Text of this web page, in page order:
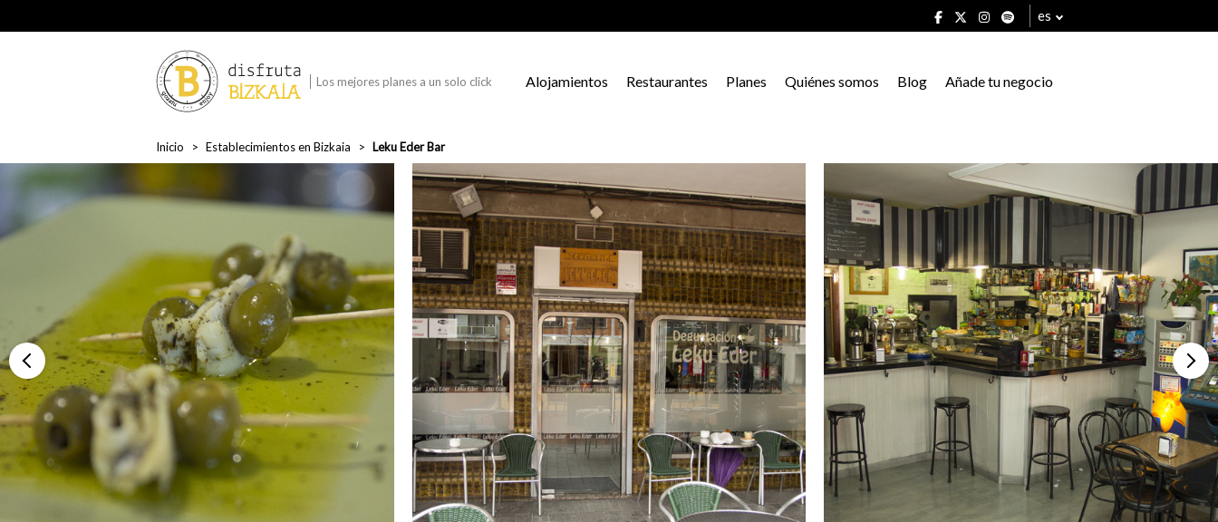
es
Los mejores planes a un solo click Alojamientos Restaurantes Planes Quiénes somos Blog Añade tu negocio
Inicio Establecimientos en Bizkaia Leku Eder Bar